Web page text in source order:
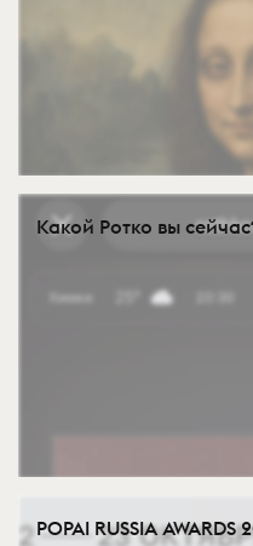
Какой Ротко вы
POPAI RUSSIA